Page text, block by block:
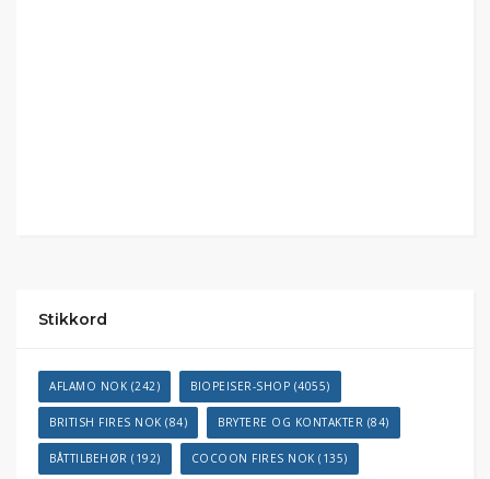
Stikkord
AFLAMO NOK (242) BIOPEISER-SHOP (4055)
BRITISH FIRES NOK (84) BRYTERE OG KONTAKTER (84)
BÅTTILBEHØR (192) COCOON FIRES NOK (135)